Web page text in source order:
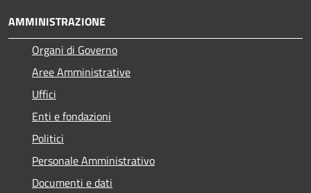
AMMINISTRAZIONE
Organi di Governo
Aree Amministrative
Uffici
Enti e fondazioni
Politici
Personale Amministrativo
Documenti e dati